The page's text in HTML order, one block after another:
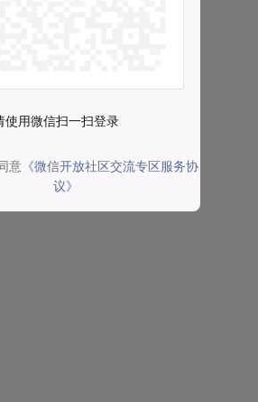
使用微信扫一扫登录
意 《微信开放社区交流专区服务协
议》